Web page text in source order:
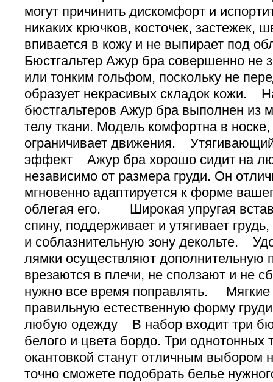
могут причинить дискомфорт и
никаких крючков, косточек,
впивается в кожу и не выпирает под
Бюстгальтер Ажур бра совершенно не
или тонким гольфом, поскольку не
образует некрасивых складок кожи.
бюстгальтеров Ажур бра выполнен из
телу ткани. Модель комфортна в носке,
ограничивает движения.
эффект Ажур бра хорошо сидит на
независимо от размера груди. Он
мгновенно адаптируется к форме
облегая его. Широкая упругая
спину, поддерживает и утягивает
и соблазнительную зону декольте.
лямки осуществляют дополнительную
врезаются в плечи, не сползают и не
нужно все время поправлять. Мягкие
правильную естественную форму
любую одежду В набор входит три
белого и цвета бордо. Три однотонных
окантовкой станут отличным
точно сможете подобрать белье